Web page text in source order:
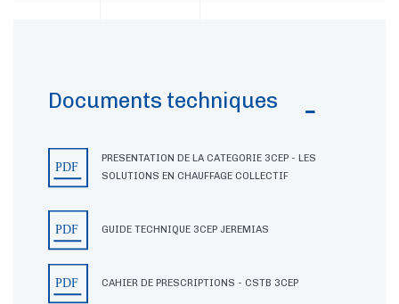
Documents techniques
PRESENTATION DE LA CATEGORIE 3CEP - LES
SOLUTIONS EN CHAUFFAGE COLLECTIF
GUIDE TECHNIQUE 3CEP JEREMIAS
CAHIER DE PRESCRIPTIONS - CSTB 3CEP